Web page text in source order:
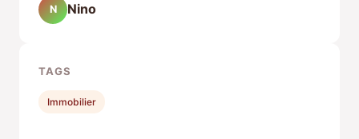
N Nino
TAGS
Immobilier